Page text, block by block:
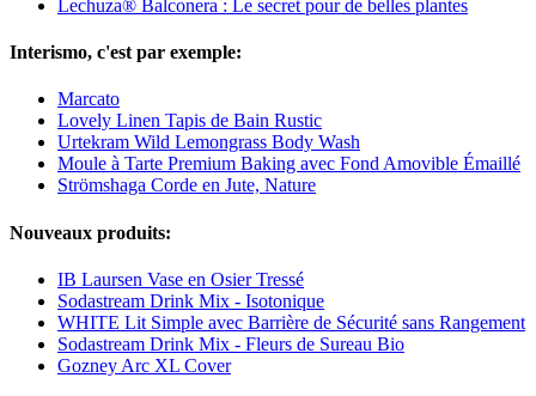
Lechuza® Balconera : Le secret pour de belles plantes
Interismo, c'est par exemple:
Marcato
Lovely Linen Tapis de Bain Rustic
Urtekram Wild Lemongrass Body Wash
Moule à Tarte Premium Baking avec Fond Amovible Émaillé
Strömshaga Corde en Jute, Nature
Nouveaux produits:
IB Laursen Vase en Osier Tressé
Sodastream Drink Mix - Isotonique
WHITE Lit Simple avec Barrière de Sécurité sans Rangement
Sodastream Drink Mix - Fleurs de Sureau Bio
Gozney Arc XL Cover